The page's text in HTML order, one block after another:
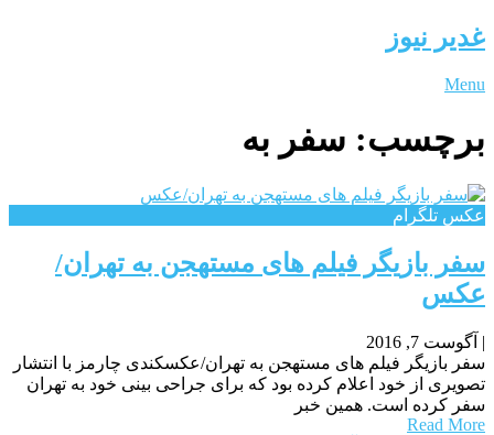
غدیر نیوز
Menu
برچسب: سفر به
عکس تلگرام
سفر بازیگر فیلم های مستهجن به تهران/
عکس
| آگوست 7, 2016
سفر بازیگر فیلم های مستهجن به تهران/عکسکندی چارمز با انتشار
تصویری از خود اعلام کرده بود که برای جراحی بینی خود به تهران
سفر کرده است. همین خبر
Read More